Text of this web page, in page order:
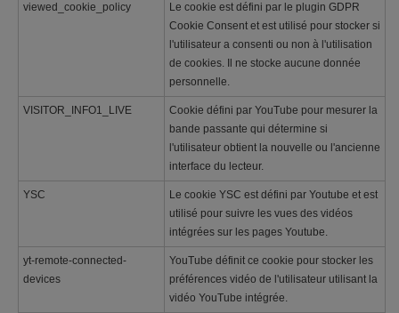
viewed_cookie_policy
Le cookie est défini par le plugin GDPR
Cookie Consent et est utilisé pour stocker si
l'utilisateur a consenti ou non à l'utilisation
de cookies. Il ne stocke aucune donnée
personnelle.
VISITOR_INFO1_LIVE
Cookie défini par YouTube pour mesurer la
bande passante qui détermine si
l'utilisateur obtient la nouvelle ou l'ancienne
interface du lecteur.
YSC
Le cookie YSC est défini par Youtube et est
utilisé pour suivre les vues des vidéos
intégrées sur les pages Youtube.
yt-remote-connected-
devices
YouTube définit ce cookie pour stocker les
préférences vidéo de l'utilisateur utilisant la
vidéo YouTube intégrée.